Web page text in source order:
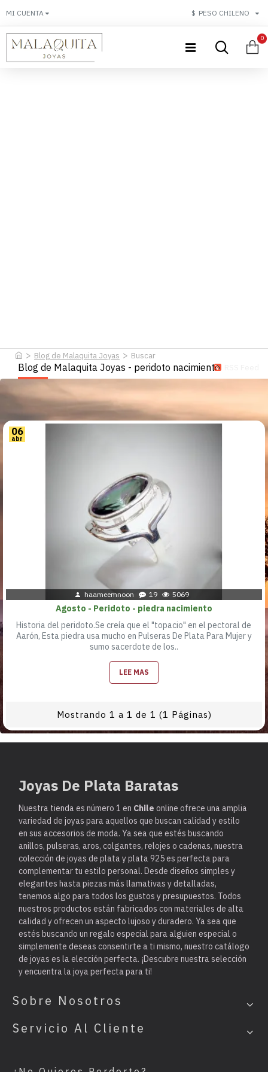
MI CUENTA $ PESO CHILENO
0
Blog de Malaquita Joyas Buscar
Blog de Malaquita Joyas - peridoto nacimiento
06
abr
haameemnoon 19 5069
Agosto - Peridoto - piedra nacimiento
Historia del peridoto.Se creía que el "topacio" en el pectoral de
Aarón, Esta piedra usa mucho en Pulseras De Plata Para Mujer y
sumo sacerdote de los..
LEE MAS
Mostrando 1 a 1 de 1 (1 Páginas)
Joyas De Plata Baratas
Nuestra tienda es número 1 en Chile online ofrece una amplia
variedad de joyas para aquellos que buscan calidad y estilo
en sus accesorios de moda. Ya sea que estés buscando
anillos, pulseras, aros, colgantes, relojes o cadenas, nuestra
colección de joyas de plata y plata 925 es perfecta para
complementar tu estilo personal. Desde diseños simples y
elegantes hasta piezas más llamativas y detalladas,
tenemos algo para todos los gustos y presupuestos. Todos
nuestros productos están fabricados con materiales de alta
calidad y ofrecen un aspecto lujoso y duradero. Ya sea que
estés buscando un regalo especial para alguien especial o
simplemente deseas consentirte a ti mismo, nuestro catálogo
de joyas es la elección perfecta. ¡Descubre nuestra selección
y encuentra la joya perfecta para ti!
Sobre Nosotros
Servicio Al Cliente